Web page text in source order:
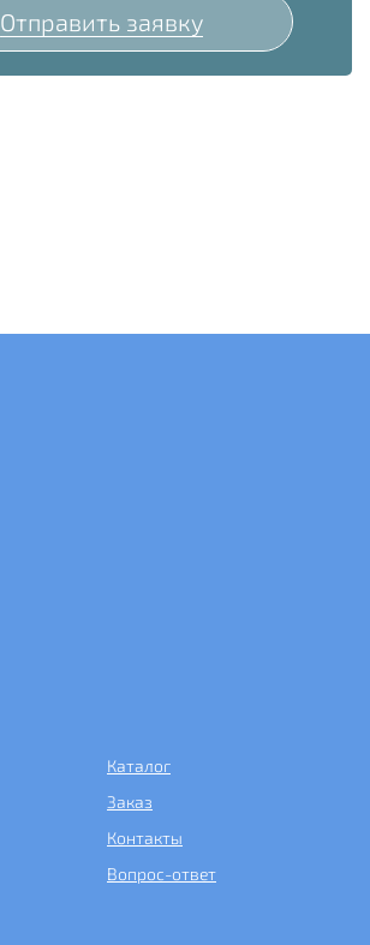
Отправить заявку
Каталог
Заказ
Контакты
Вопрос-ответ